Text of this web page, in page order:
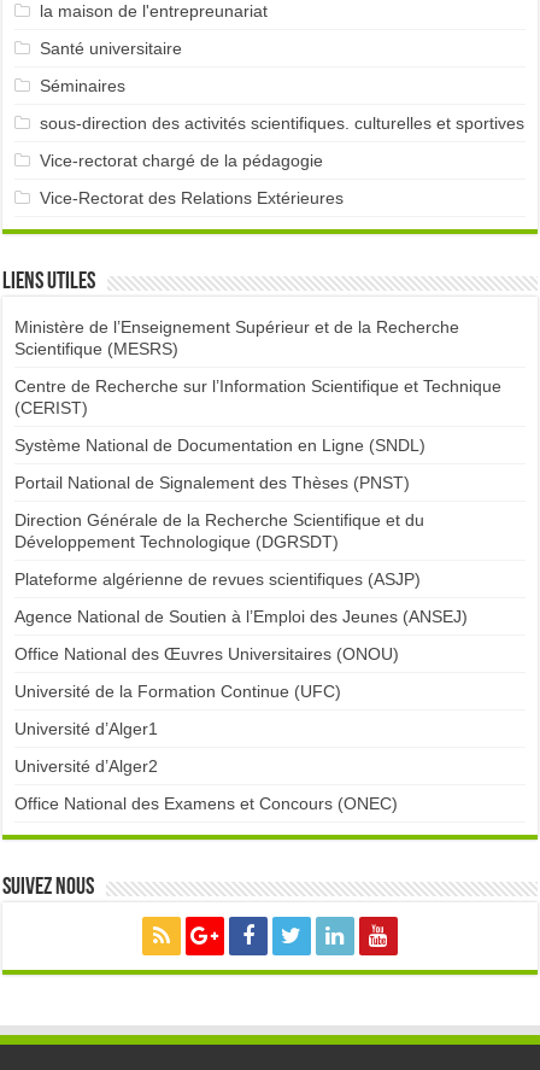
la maison de l'entrepreunariat
Santé universitaire
Séminaires
sous-direction des activités scientifiques. culturelles et sportives
Vice-rectorat chargé de la pédagogie
Vice-Rectorat des Relations Extérieures
Liens utiles
Ministère de l’Enseignement Supérieur et de la Recherche
Scientifique (MESRS)
Centre de Recherche sur l’Information Scientifique et Technique
(CERIST)
Système National de Documentation en Ligne (SNDL)
Portail National de Signalement des Thèses (PNST)
Direction Générale de la Recherche Scientifique et du
Développement Technologique (DGRSDT)
Plateforme algérienne de revues scientifiques (ASJP)
Agence National de Soutien à l’Emploi des Jeunes (ANSEJ)
Office National des Œuvres Universitaires (ONOU)
Université de la Formation Continue (UFC)
Université d’Alger1
Université d’Alger2
Office National des Examens et Concours (ONEC)
Suivez nous